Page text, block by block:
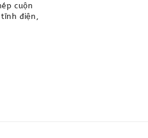
cuộn
điện,